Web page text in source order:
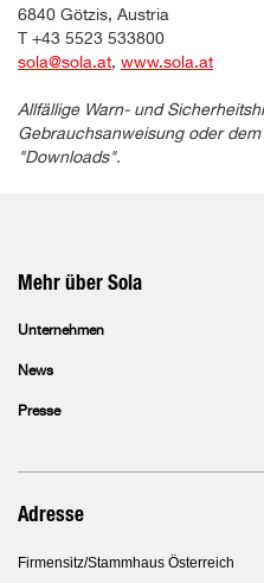
6840 Götzis, Austria
T +43 5523 533800
sola@sola.at, www.sola.at
Allfällige Warn- und
Gebrauchsanweisung oder
"Downloads".
Mehr über Sola
Unternehmen
News
Presse
Adresse
Firmensitz/Stammhaus Österreich